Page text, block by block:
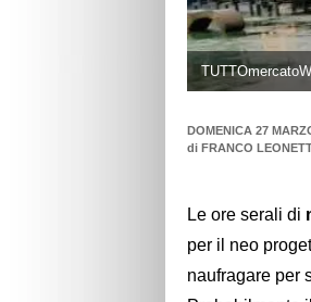
DOMENICA 27
di FRANCO
Le ore serali di
per il neo
naufragare per